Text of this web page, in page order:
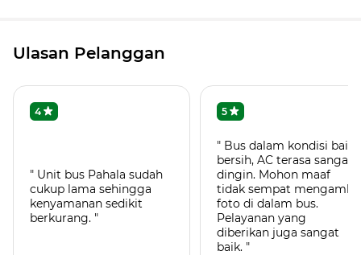
Ulasan Pelanggan
4
" Unit bus Pahala sudah
cukup lama sehingga
kenyamanan sedikit
berkurang. "
5
" Bus dalam kondisi baik,
bersih, AC terasa sangat
dingin. Mohon maaf
tidak sempat mengambil
foto di dalam bus.
Pelayanan yang
diberikan juga sangat
baik. "